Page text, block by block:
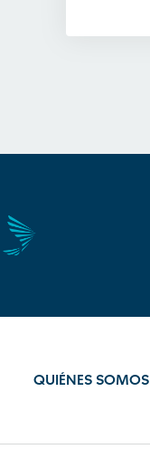
QUIÉNES SOMOS